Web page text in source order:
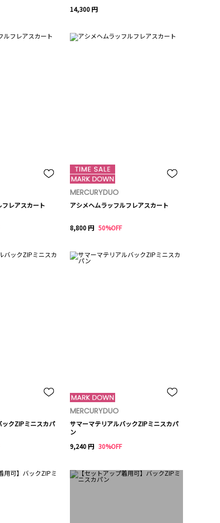
14,300 円
レアスカート
MERCURYDUO
アシメヘムラッフルフレアスカート
8,800 円 50%OFF
クZIPミニスカパ
MERCURYDUO
サマーマテリアルバックZIPミニスカパ
ン
9,240 円 30%OFF